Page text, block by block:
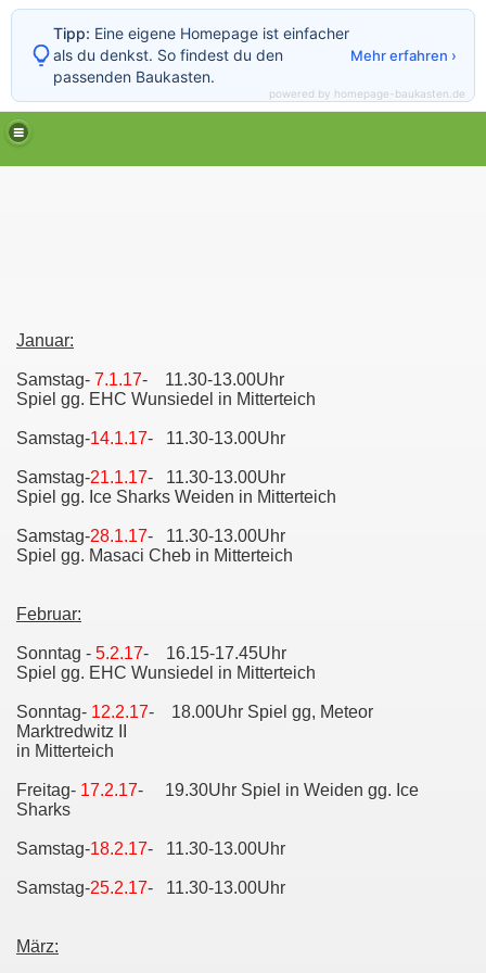
Januar:
Samstag- 7.1.17- 11.30-13.00Uhr
Spiel gg. EHC Wunsiedel in Mitterteich
Samstag-14.1.17- 11.30-13.00Uhr
Samstag-21.1.17- 11.30-13.00Uhr
Spiel gg. Ice Sharks Weiden in Mitterteich
Samstag-28.1.17- 11.30-13.00Uhr
Spiel gg. Masaci Cheb in Mitterteich
Februar:
Sonntag - 5.2.17- 16.15-17.45Uhr
Spiel gg. EHC Wunsiedel in Mitterteich
Sonntag- 12.2.17- 18.00Uhr Spiel gg, Meteor
Marktredwitz II
in Mitterteich
Freitag- 17.2.17- 19.30Uhr Spiel in Weiden gg. Ice
Sharks
Samstag-18.2.17- 11.30-13.00Uhr
Samstag-25.2.17- 11.30-13.00Uhr
März:
Tipp: Eine eigene Homepage ist einfacher
als du denkst. So findest du den
passenden Baukasten.
Mehr erfahren ›
powered by homepage-baukasten.de